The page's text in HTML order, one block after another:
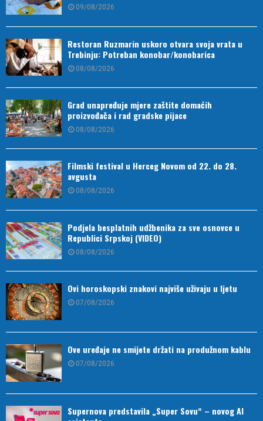
09/08/2026
Restoran Ruzmarin uskoro otvara svoja vrata u
Trebinju: Potreban konobar/konobarica
08/08/2026
Grad unapređuje mjere zaštite domaćih
proizvođača i rad gradske pijace
08/08/2026
Filmski festival u Herceg Novom od 22. do 28.
avgusta
08/08/2026
Podjela besplatnih udžbenika za sve osnovce u
Republici Srpskoj (VIDEO)
08/08/2026
Ovi horoskopski znakovi najviše uživaju u ljetu
07/08/2026
Ove uređaje ne smijete držati na produžnom kablu
07/08/2026
Supernova predstavila „Super Sovu“ – novog AI